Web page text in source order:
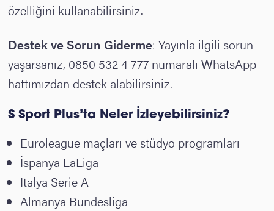
özelliğini kullanabilirsiniz.
Destek ve Sorun Giderme: Yayınla ilgili sorun
yaşarsanız, 0850 532 4 777 numaralı WhatsApp
hattımızdan destek alabilirsiniz.
S Sport Plus’ta Neler İzleyebilirsiniz?
Euroleague maçları ve stüdyo programları
İspanya LaLiga
İtalya Serie A
Almanya Bundesliga